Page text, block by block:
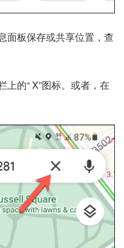
面板保存或共享位置，查
的“ X”图标。或者，在